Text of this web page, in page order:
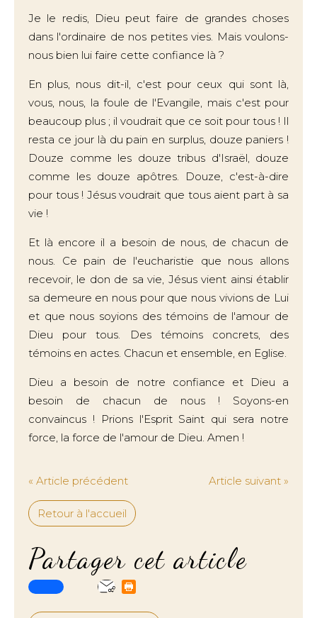
Je le redis, Dieu peut faire de grandes choses
dans l'ordinaire de nos petites vies. Mais voulons-
nous bien lui faire cette confiance là ?
En plus, nous dit-il, c'est pour ceux qui sont là,
vous, nous, la foule de l'Evangile, mais c'est pour
beaucoup plus ; il voudrait que ce soit pour tous ! Il
resta ce jour là du pain en surplus, douze paniers !
Douze comme les douze tribus d'Israël, douze
comme les douze apôtres. Douze, c'est-à-dire
pour tous ! Jésus voudrait que tous aient part à sa
vie !
Et là encore il a besoin de nous, de chacun de
nous. Ce pain de l'eucharistie que nous allons
recevoir, le don de sa vie, Jésus vient ainsi établir
sa demeure en nous pour que nous vivions de Lui
et que nous soyions des témoins de l'amour de
Dieu pour tous. Des témoins concrets, des
témoins en actes. Chacun et ensemble, en Eglise.
Dieu a besoin de notre confiance et Dieu a
besoin de chacun de nous ! Soyons-en
convaincus ! Prions l'Esprit Saint qui sera notre
force, la force de l'amour de Dieu. Amen !
« Article précédent Article suivant »
Retour à l'accueil
Partager cet article